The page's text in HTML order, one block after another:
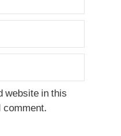
website in this
comment.